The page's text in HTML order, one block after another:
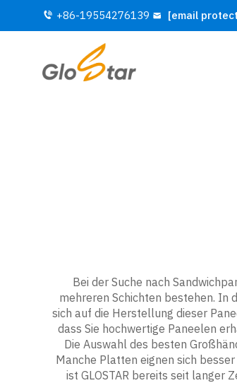
+86-19554276139 [email
Bei der Suche nach
mehreren Schichten bestehen. In
sich auf die Herstellung dieser
dass Sie hochwertige Paneelen
Die Auswahl des besten
Manche Platten eignen sich
ist GLOSTAR bereits seit langer